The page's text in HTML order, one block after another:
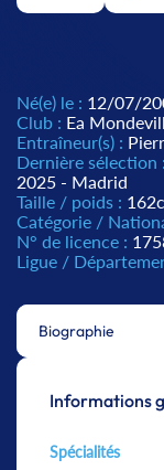
Né(e) le : 12/07/
Club : Ea
Entraîneur(s) :
Dernière sélection :
2025 - Madrid
Taille / poids :
Catégorie /
N° de licence :
Ligue /
Biographie
Informations
Spécialités